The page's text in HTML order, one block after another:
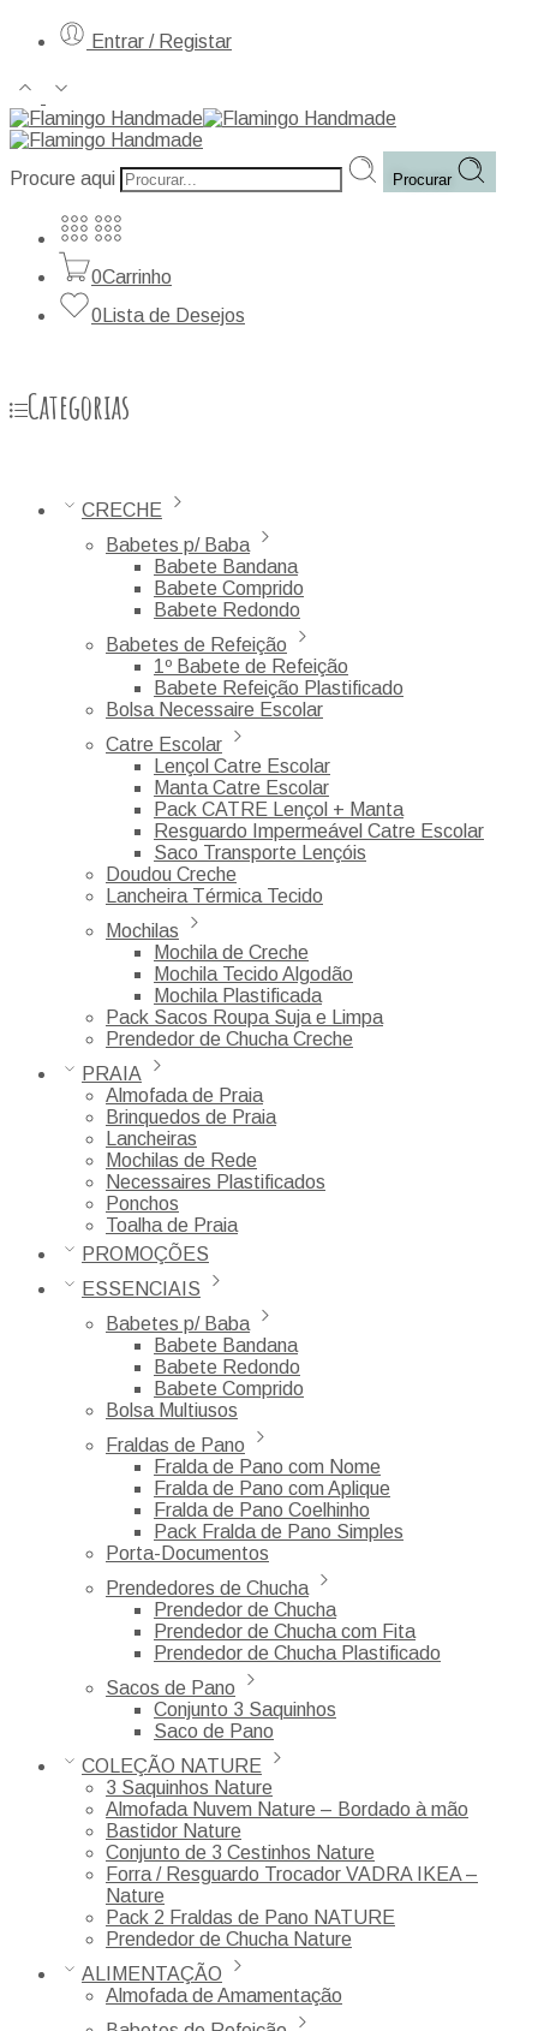
Entrar / Registar
Procure aqui Procurar
0Carrinho
0 Lista de Desejos
Categorias
CRECHE
Babetes p/ Baba
Babete Bandana
Babete Comprido
Babete Redondo
Babetes de Refeição
1º Babete de Refeição
Babete Refeição Plastificado
Bolsa Necessaire Escolar
Catre Escolar
Lençol Catre Escolar
Manta Catre Escolar
Pack CATRE Lençol + Manta
Resguardo Impermeável Catre Escolar
Saco Transporte Lençóis
Doudou Creche
Lancheira Térmica Tecido
Mochilas
Mochila de Creche
Mochila Tecido Algodão
Mochila Plastificada
Pack Sacos Roupa Suja e Limpa
Prendedor de Chucha Creche
PRAIA
Almofada de Praia
Brinquedos de Praia
Lancheiras
Mochilas de Rede
Necessaires Plastificados
Ponchos
Toalha de Praia
PROMOÇÕES
ESSENCIAIS
Babetes p/ Baba
Babete Bandana
Babete Redondo
Babete Comprido
Bolsa Multiusos
Fraldas de Pano
Fralda de Pano com Nome
Fralda de Pano com Aplique
Fralda de Pano Coelhinho
Pack Fralda de Pano Simples
Porta-Documentos
Prendedores de Chucha
Prendedor de Chucha
Prendedor de Chucha com Fita
Prendedor de Chucha Plastificado
Sacos de Pano
Conjunto 3 Saquinhos
Saco de Pano
COLEÇÃO NATURE
3 Saquinhos Nature
Almofada Nuvem Nature – Bordado à mão
Bastidor Nature
Conjunto de 3 Cestinhos Nature
Forra / Resguardo Trocador VADRA IKEA –
Nature
Pack 2 Fraldas de Pano NATURE
Prendedor de Chucha Nature
ALIMENTAÇÃO
Almofada de Amamentação